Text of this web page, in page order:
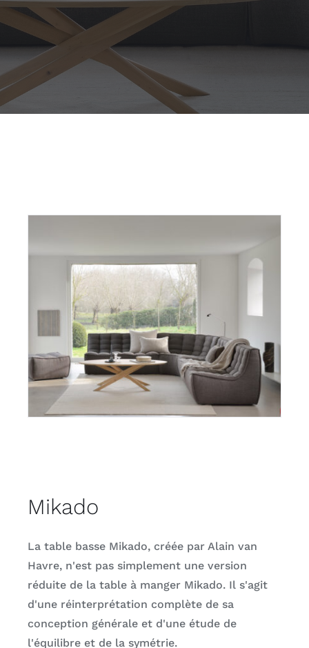
Outdoor
Contact
Mikado
La table basse Mikado, créée par Alain van
Havre, n'est pas simplement une version
réduite de la table à manger Mikado. Il s'agit
d'une réinterprétation complète de sa
conception générale et d'une étude de
l'équilibre et de la symétrie.